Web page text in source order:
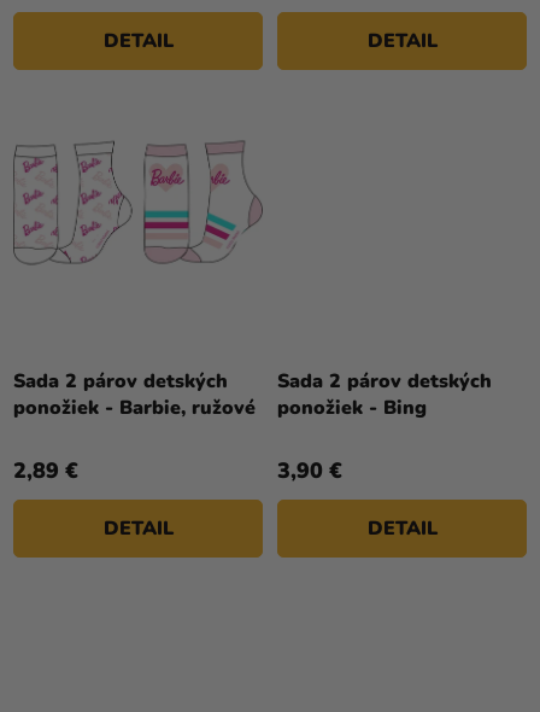
O
Kontakt
DETAIL DETAIL
Sada 2 párov detských
ponožiek - Barbie, ružové
2,89 €
DETAIL
Sada 2 párov detských
ponožiek - Bing
3,90 €
DETAIL